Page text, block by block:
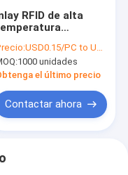
RFID de alta
grados Inlay
material FPC
RFID
USD0.15/PC to USD0.25/PC
1000 unidades
el último precio
Contactar ahora